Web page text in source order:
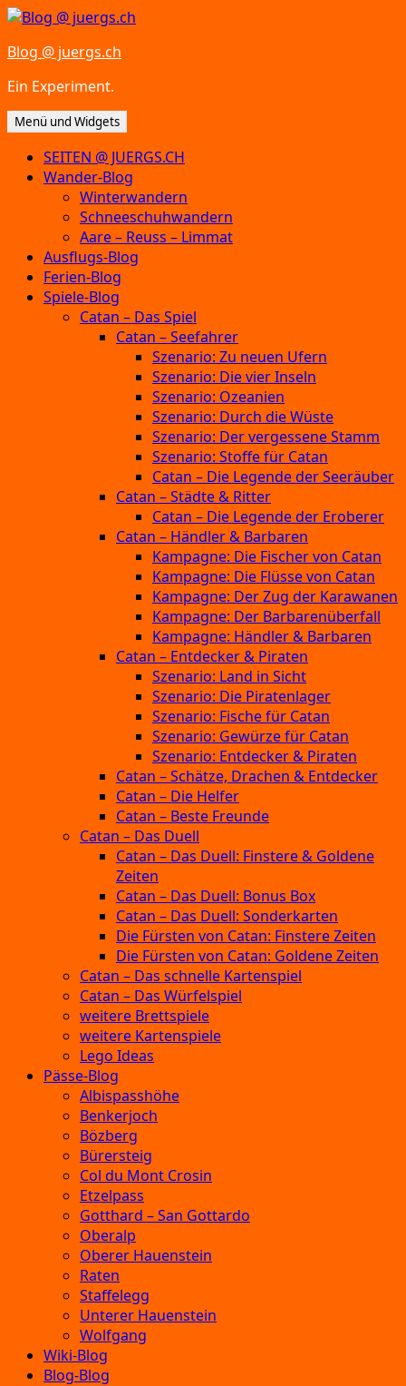
Zum
springen
Blog @ juergs.ch
Ein Experiment.
Menü und Widgets
SEITEN @ JUERGS.CH
Wander-Blog
Winterwandern
Schneeschuhwandern
Aare – Reuss – Limmat
Ausflugs-Blog
Ferien-Blog
Spiele-Blog
Catan – Das Spiel
Catan – Seefahrer
Szenario: Zu neuen Ufern
Szenario: Die vier Inseln
Szenario: Ozeanien
Szenario: Durch die Wüste
Szenario: Der vergessene Stamm
Szenario: Stoffe für Catan
Catan – Die Legende der Seeräuber
Catan – Städte & Ritter
Catan – Die Legende der Eroberer
Catan – Händler & Barbaren
Kampagne: Die Fischer von Catan
Kampagne: Die Flüsse von Catan
Kampagne: Der Zug der Karawanen
Kampagne: Der Barbarenüberfall
Kampagne: Händler & Barbaren
Catan – Entdecker & Piraten
Szenario: Land in Sicht
Szenario: Die Piratenlager
Szenario: Fische für Catan
Szenario: Gewürze für Catan
Szenario: Entdecker & Piraten
Catan – Schätze, Drachen & Entdecker
Catan – Die Helfer
Catan – Beste Freunde
Catan – Das Duell
Catan – Das Duell: Finstere & Goldene
Zeiten
Catan – Das Duell: Bonus Box
Catan – Das Duell: Sonderkarten
Die Fürsten von Catan: Finstere Zeiten
Die Fürsten von Catan: Goldene Zeiten
Catan – Das schnelle Kartenspiel
Catan – Das Würfelspiel
weitere Brettspiele
weitere Kartenspiele
Lego Ideas
Pässe-Blog
Albispasshöhe
Benkerjoch
Bözberg
Bürersteig
Col du Mont Crosin
Etzelpass
Gotthard – San Gottardo
Oberalp
Oberer Hauenstein
Raten
Staffelegg
Unterer Hauenstein
Wolfgang
Wiki-Blog
Blog-Blog